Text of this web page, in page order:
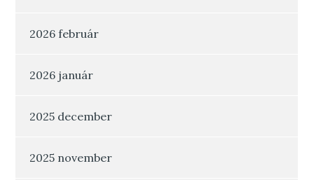
2026 február
2026 január
2025 december
2025 november